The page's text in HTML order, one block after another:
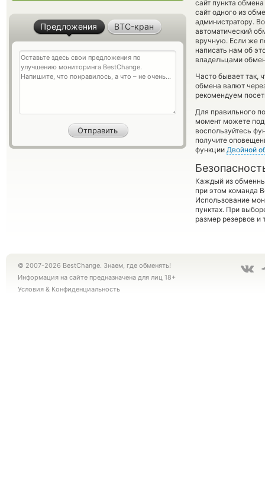
сайт пункта
сайт одного из
администратору.
автоматический
вручную. Если же
написать нам об
владельцами
Часто бывает так,
обмена валют
рекомендуем
Для правильного
момент можете
воспользуйтесь
получите
функции Двойной
Каждый из
при этом команда
Использование
пунктах. При
размер резервов и
Предложения BTC-кран
© 2007-2026 BestChange. Знаем, где обменять!
Информация на сайте предназначена для лиц 18+
Условия & Конфиденциальность